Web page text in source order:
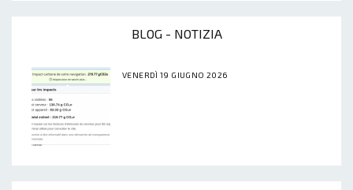
BLOG - NOTIZIA
VENERDÌ 19 GIUGNO 2026